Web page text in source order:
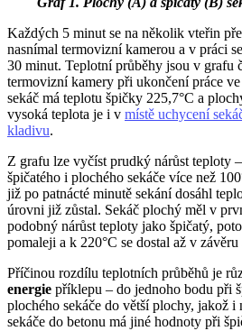
Každých 5 minut se na několik vteřin
nasnímal termovizní kamerou a v práci
30 minut. Teplotní průběhy jsou v grafu
termovizní kamery při ukončení práce
sekáč má teplotu špičky 225,7°C a
vysoká teplota je i v místě uchycení
kladivu.
Z grafu lze vyčíst prudký nárůst teploty
špičatého i plochého sekáče více než
již po patnácté minutě sekání dosáhl
úrovni již zůstal. Sekáč plochý měl v
podobný nárůst teploty jako špičatý,
pomaleji a k 220°C se dostal až v závěru
Příčinou rozdílu teplotních průběhů je
energie příklepu – do jednoho bodu při
plochého sekáče do větší plochy, jakož i
sekáče do betonu má jiné hodnoty při